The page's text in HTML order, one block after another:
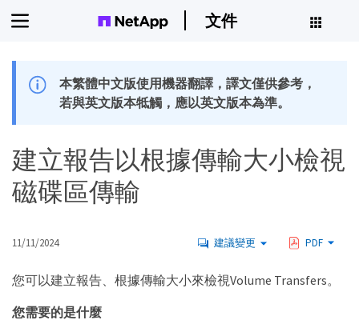
文件
本繁體中文版使用機器翻譯，譯文僅供參考，
若與英文版本牴觸，應以英文版本為準。
建立報告以根據傳輸大小檢視
磁碟區傳輸
11/11/2024 建議變更 PDF
您可以建立報告、根據傳輸大小來檢視Volume Transfers。
您需要的是什麼